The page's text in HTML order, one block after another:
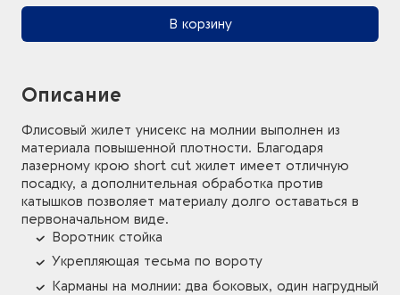
В корзину
Описание
Флисовый жилет унисекс на молнии выполнен из
материала повышенной плотности. Благодаря
лазерному крою short cut жилет имеет отличную
посадку, а дополнительная обработка против
катышков позволяет материалу долго оставаться в
первоначальном виде.
Воротник стойка
Укрепляющая тесьма по вороту
Карманы на молнии: два боковых, один нагрудный